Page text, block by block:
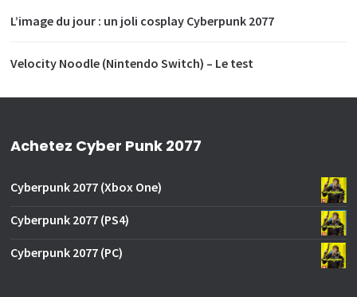
L’image du jour : un joli cosplay Cyberpunk 2077
Velocity Noodle (Nintendo Switch) – Le test
Achetez Cyber Punk 2077
Cyberpunk 2077 (Xbox One)
Cyberpunk 2077 (PS4)
Cyberpunk 2077 (PC)